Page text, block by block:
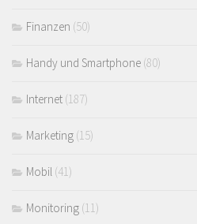
Finanzen (50)
Handy und Smartphone (80)
Internet (187)
Marketing (15)
Mobil (41)
Monitoring (11)